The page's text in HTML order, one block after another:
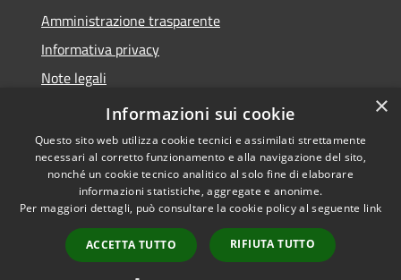
Amministrazione trasparente
Informativa privacy
Note legali
Dichiarazione di accessibilità
Accessibilità
Copyright © 2026 • Comune di
Locorotondo • Powered by
Municipium•
Accesso
redazione
×
Informazioni sui cookie
Questo sito web utilizza cookie tecnici e assimilati strettamente
necessari al corretto funzionamento e alla navigazione del sito,
nonché un cookie tecnico analitico al solo fine di elaborare
informazioni statistiche, aggregate e anonime.
Per maggiori dettagli, può consultare la cookie policy al seguente link
ACCETTA TUTTO RIFIUTA TUTTO